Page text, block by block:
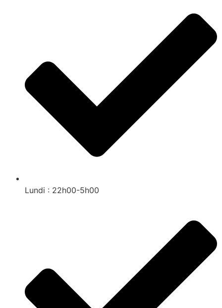
Lundi : 22h00-5h00